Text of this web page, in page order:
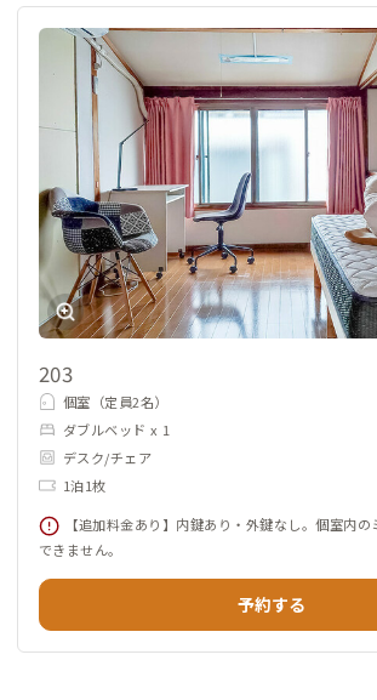
203
個室（定員2名）
ダブルベッド x 1
デスク/チェア
1泊1枚
【追加料金あり】内鍵あり・外鍵なし。個室内
できません。
予約する